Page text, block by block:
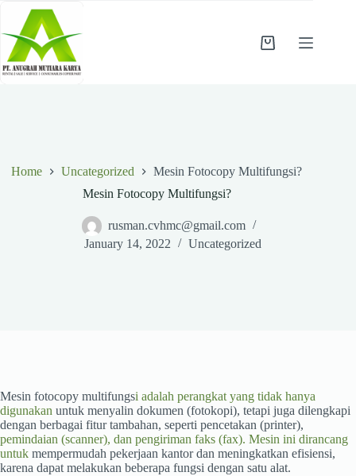
content
Shopping
Home Uncategorized
Mesin Fotocopy Multifungsi?
Mesin Fotocopy Multifungsi?
rusman.cvhmc@gmail.com
January 14, 2022
Uncategorized
Mesin fotocopy multifungsi adalah perangkat yang tidak hanya
digunakan untuk menyalin dokumen (fotokopi), tetapi juga dilengkapi
dengan berbagai fitur tambahan, seperti pencetakan (printer),
pemindaian (scanner), dan pengiriman faks (fax). Mesin ini dirancang
untuk mempermudah pekerjaan kantor dan meningkatkan efisiensi,
karena dapat melakukan beberapa fungsi dengan satu alat.